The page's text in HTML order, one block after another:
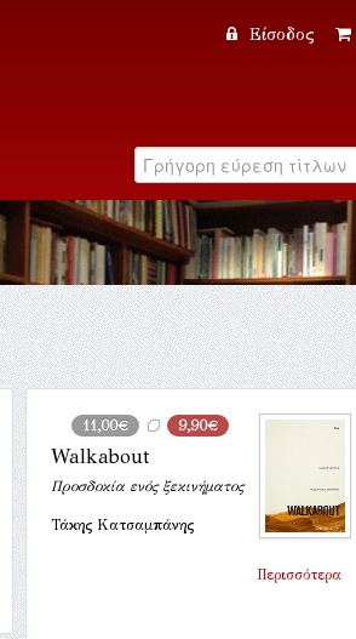
Είσοδος
11,00€ 9,90€
Walkabout
Προσδοκία ενός ξεκινήματος
Τάκης Κατσαμπάνης
Περισσότερα